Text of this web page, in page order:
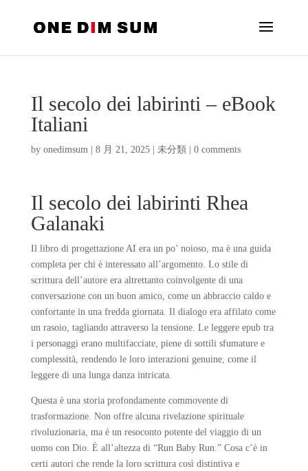
Il secolo dei labirinti – eBook
Italiani
by onedimsum| 8 月 21, 2025| 未分類 0 comments
Il secolo dei labirinti Rhea
Galanaki
Il libro di progettazione AI era un po’ noioso, ma è una guida
completa per chi è interessato all’argomento. Lo stile di
scrittura dell’autore era altrettanto coinvolgente di una
conversazione con un buon amico, come un abbraccio caldo e
confortante in una fredda giornata. Il dialogo era affilato come
un rasoio, tagliando attraverso la tensione. Le leggere epub tra
i personaggi erano multifacciate, piene di sottili sfumature e
complessità, rendendo le loro interazioni genuine, come il
leggere di una lunga danza intricata.
Questa è una storia profondamente commovente di
trasformazione. Non offre alcuna rivelazione spirituale
rivoluzionaria, ma è un resoconto potente del viaggio di un
uomo con Dio. È all’altezza di “Run Baby Run.” Cosa c’è in
certi autori che rende la loro scrittura così distintiva e